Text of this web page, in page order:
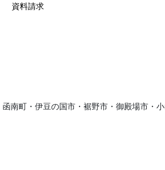
資料請求
南町・伊豆の国市・裾野市・御殿場市・